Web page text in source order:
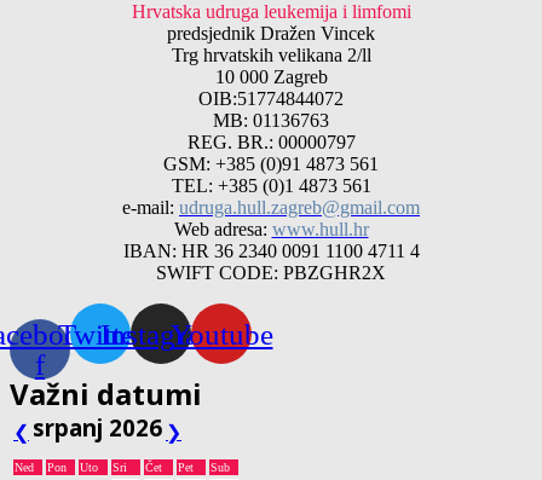
Hrvatska udruga leukemija i limfomi
predsjednik Dražen Vincek
Trg hrvatskih velikana 2/ll
10 000 Zagreb
OIB:51774844072
MB: 01136763
REG. BR.: 00000797
GSM: +385 (0)91 4873 561
TEL: +385 (0)1 4873 561
e-mail: udruga.hull.zagreb@gmail.com
Web adresa: www.hull.hr
IBAN: HR 36 2340 0091 1100 4711 4
SWIFT CODE: PBZGHR2X
f
TwitterInstagramYoutube
Važni datumi
❮ srpanj 2026 ❯
Ned Pon Uto Sri Čet Pet Sub